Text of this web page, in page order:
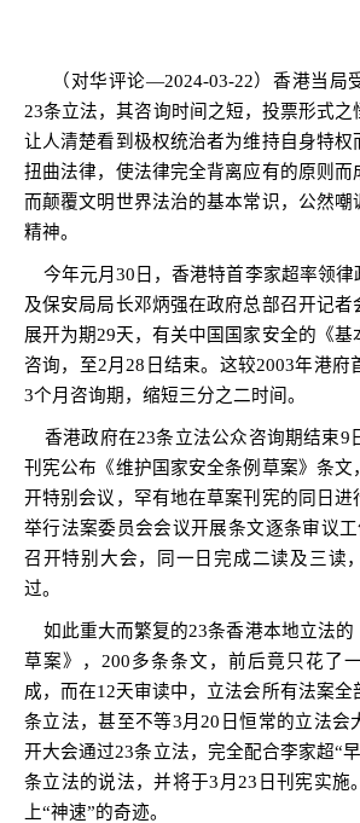
（对华评论—2024-03-22）香港当局
23条立法，其咨询时间之短，投票形式之
让人清楚看到极权统治者为维持自身特权
扭曲法律，使法律完全背离应有的原则而
而颠覆文明世界法治的基本常识，公然嘲
精神。
今年元月30 日，香港特首李家超率领
及保安局局长邓炳强在政府总部召开记者
展开为期29天，有关中国国家安全的《基
咨询，至2月 28 日结束。这较2003年港府
3个月咨询期，缩短三分之二时间。
香港政府在23条立法公众咨询期结束9
刊宪公布《维护国家安全条例草案》条文
开特别会议，罕有地在草案刊宪的同日进
举行法案委员会会议开展条文逐条审议工
召开特别大会，同一日完成二读及三读
过。
如此重大而繁复的23条香港本地立法的
草案》， 200多条条文，前后竟只花了
成，而在12天审读中，立法会所有法案全
条立法，甚至不等3月 20 日恒常的立法会
开大会通过23条立法，完全配合李家超“
条立法的说法，并将于3 月 23 日刊宪实施
上“神速”的奇迹。